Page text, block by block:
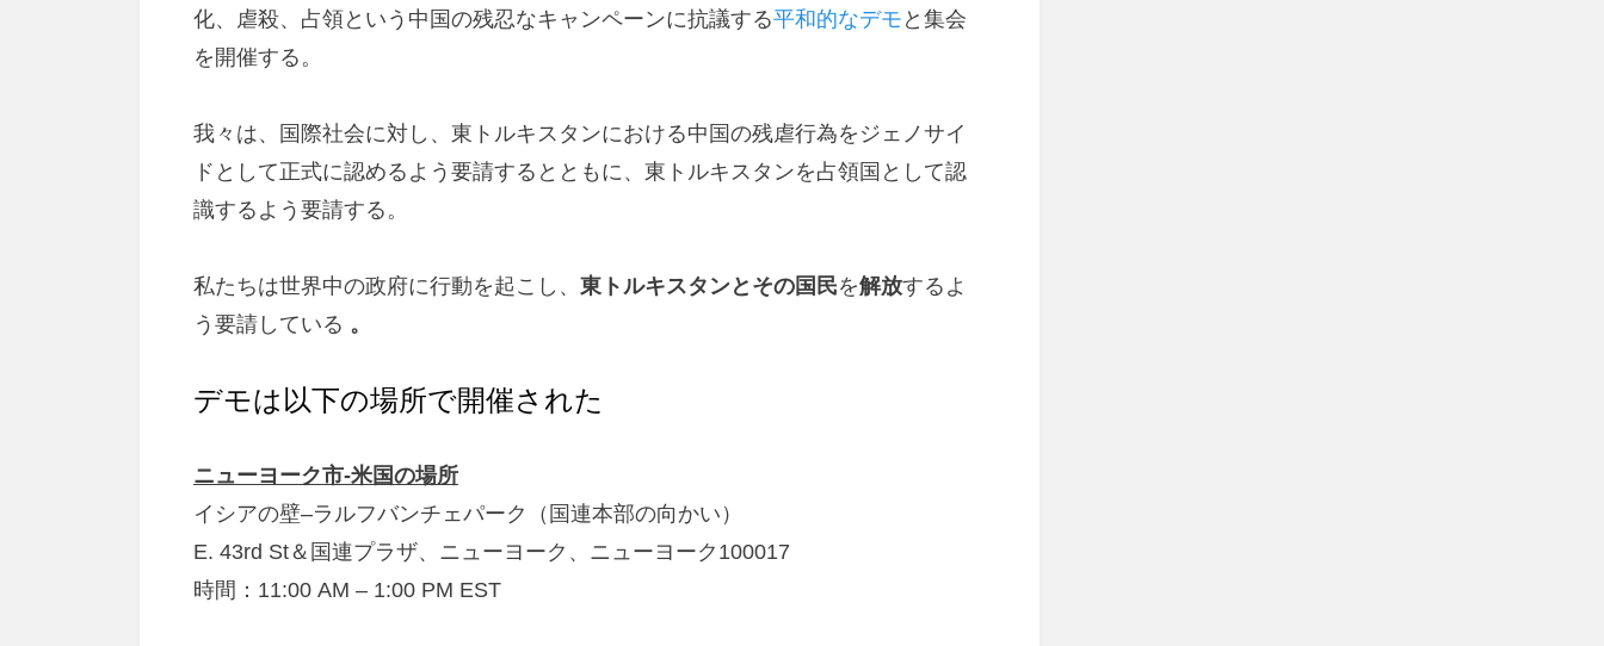
化、虐殺、占領という中国の残忍なキャンペーンに抗議する平和的なデモ と集会
を開催する。
我々は、国際社会に対し、東トルキスタンにおける中国の残虐行為をジェノサイ
ドとして正式に認めるよう要請するとともに、東トルキスタンを占領国として認
識するよう要請する。
私たちは世界中の政府に行動を起こし、 東トルキスタンとその国民を解放するよ
う要請している 。
デモは以下の場所で開催された
ニューヨーク市-米国の場所
イシアの壁–ラルフバンチェパーク（国連本部の向かい）
E. 43rd St＆国連プラザ、ニューヨーク、ニューヨーク100017
時間：11:00 AM – 1:00 PM EST